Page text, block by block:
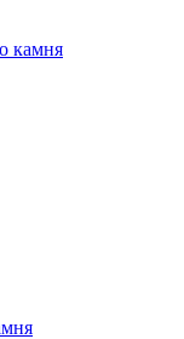
камня